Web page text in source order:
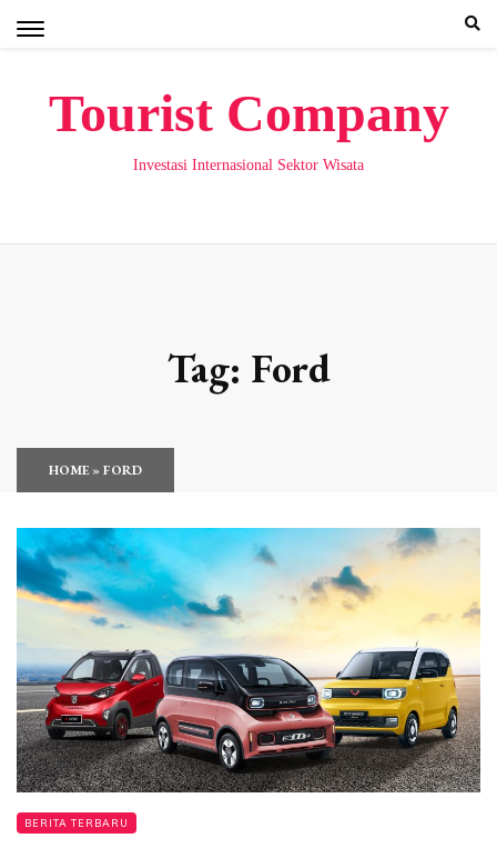
Tourist Company
Investasi Internasional Sektor Wisata
Tag: Ford
HOME»FORD
BERITA TERBARU